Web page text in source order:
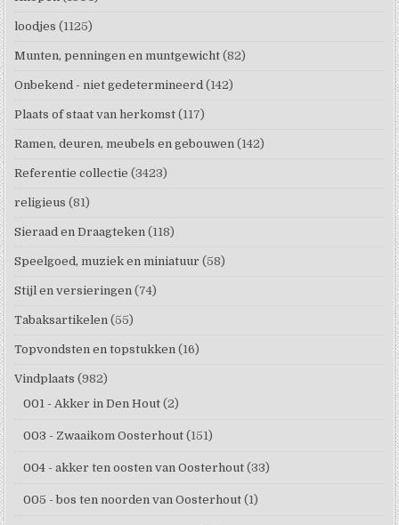
loodjes (1125)
Munten, penningen en muntgewicht (82)
Onbekend - niet gedetermineerd (142)
Plaats of staat van herkomst (117)
Ramen, deuren, meubels en gebouwen (142)
Referentie collectie (3423)
religieus (81)
Sieraad en Draagteken (118)
Speelgoed, muziek en miniatuur (58)
Stijl en versieringen (74)
Tabaksartikelen (55)
Topvondsten en topstukken (16)
Vindplaats (982)
001 - Akker in Den Hout (2)
003 - Zwaaikom Oosterhout (151)
004 - akker ten oosten van Oosterhout (33)
005 - bos ten noorden van Oosterhout (1)